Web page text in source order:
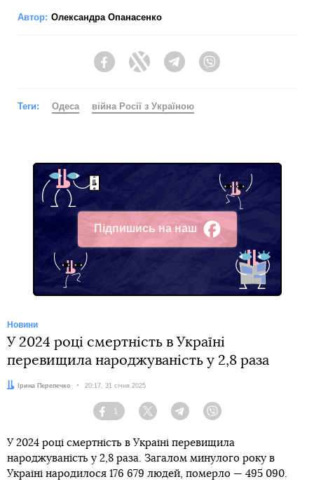
Автор: Олександра Опанасенко
FacebookTwitter Telegram
Теги: Одеса війна Росії з Україною
Підпишись на наш
Facebook
Новини
У 2024 році смертність в Україні
перевищила народжуваність у 2,8 раза
Автор:Ірина Перепечко Дата:
20:17, 31 січня 2025
Facebook
1
Twitter TelegramViber
У 2024 році смертність в Україні перевищила
народжуваність у 2,8 раза. Загалом минулого року в
Україні народилося 176 679 людей, померло — 495 090.